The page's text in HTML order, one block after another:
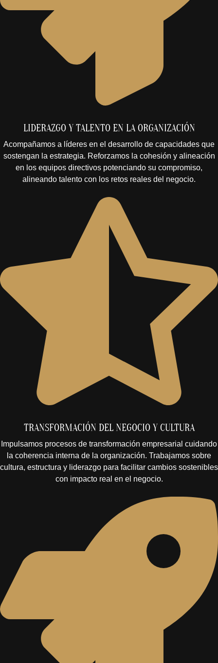
LIDERAZGO Y TALENTO EN LA ORGANIZACIÓN
Acompañamos a líderes en el desarrollo de capacidades que
sostengan la estrategia. Reforzamos la cohesión y alineación
en los equipos directivos potenciando su compromiso,
alineando talento con los retos reales del negocio.
TRANSFORMACIÓN DEL NEGOCIO Y CULTURA
Impulsamos procesos de transformación empresarial cuidando
la coherencia interna de la organización. Trabajamos sobre
cultura, estructura y liderazgo para facilitar cambios sostenibles
con impacto real en el negocio.